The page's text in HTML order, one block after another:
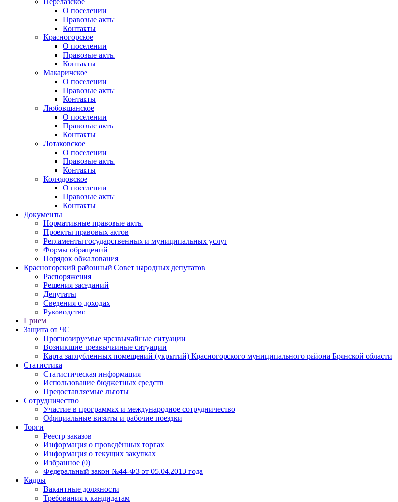
О поселении
Правовые акты
Контакты
Красногорское
О поселении
Правовые акты
Контакты
Макаричское
О поселении
Правовые акты
Контакты
Любовшанское
О поселении
Правовые акты
Контакты
Лотаковское
О поселении
Правовые акты
Контакты
Колюдовское
О поселении
Правовые акты
Контакты
Документы
Нормативные правовые акты
Проекты правовых актов
Регламенты государственных и муниципальных услуг
Формы обращений
Порядок обжалования
Красногорский районный Совет народных депутатов
Распоряжения
Решения заседаний
Депутаты
Сведения о доходах
Руководство
Прием
Защита от ЧС
Прогнозируемые чрезвычайные ситуации
Возникшие чрезвычайные ситуации
Карта заглубленных помещений (укрытий) Красногорского муниципального района Брянской области
Статистика
Статистическая информация
Использование бюджетных средств
Предоставляемые льготы
Сотрудничество
Участие в программах и международное сотрудничество
Официальные визиты и рабочие поездки
Торги
Реестр заказов
Информация о проведённых торгах
Информация о текущих закупках
Избранное (0)
Федеральный закон №44-ФЗ от 05.04.2013 года
Кадры
Вакантные должности
Требования к кандидатам